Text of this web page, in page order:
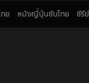
ย หนังญี่ปุ่นซับไทย ซีรี